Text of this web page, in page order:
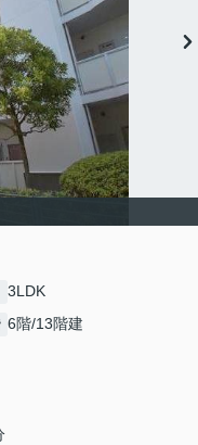
3LDK
6階/13階建